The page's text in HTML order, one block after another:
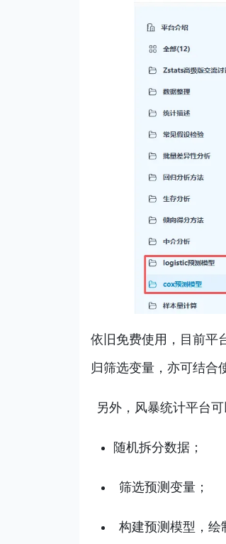
依旧免费使用，目前平
归筛选变量，亦可结合
另外，风暴统计平台
随机拆分数据；
筛选预测变量；
构建预测模型，绘